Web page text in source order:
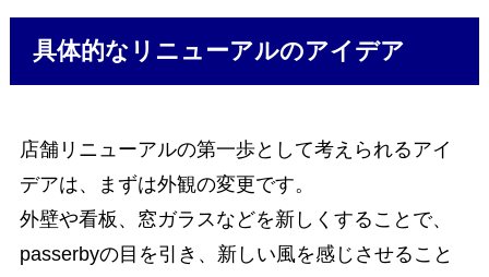
具体的なリニューアルのアイデア
店舗リニューアルの第一歩として考えられるアイ
デアは、まずは外観の変更です。
外壁や看板、窓ガラスなどを新しくすることで、
passerbyの目を引き、新しい風を感じさせること